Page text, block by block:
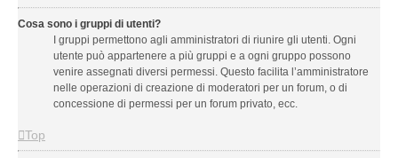
Cosa sono i gruppi di utenti?
I gruppi permettono agli amministratori di riunire gli utenti. Ogni
utente può appartenere a più gruppi e a ogni gruppo possono
venire assegnati diversi permessi. Questo facilita l’amministratore
nelle operazioni di creazione di moderatori per un forum, o di
concessione di permessi per un forum privato, ecc.
Top